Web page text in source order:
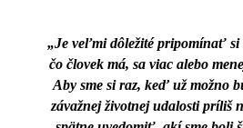
„Je veľmi dôležité pripomínať si
čo človek má, sa viac alebo
Aby sme si raz, keď už možno
závažnej životnej udalosti príliš